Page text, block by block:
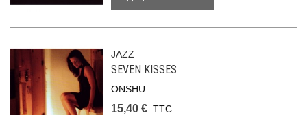
JAZZ
SEVEN KISSES
ONSHU
15,40 € TTC